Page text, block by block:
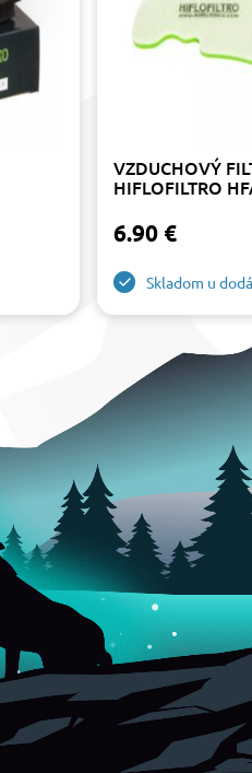
VZDUCHOVÝ
HIFLOFILTRO
6.90 €
Skladom u